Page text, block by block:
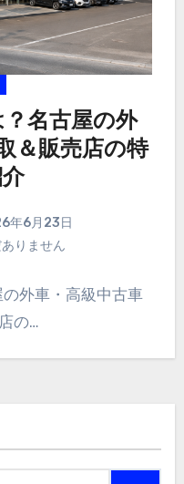
名古屋の外
＆販売店の特
年6月23日
りません
外車・高級中古車
の…